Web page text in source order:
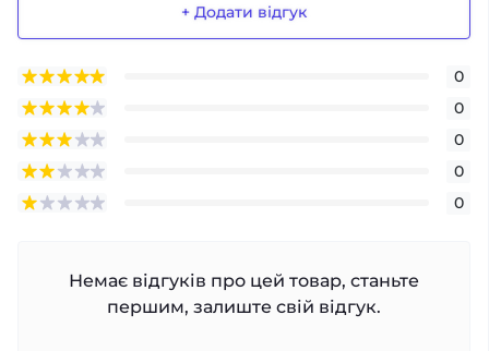
+ Додати відгук
0
0
0
0
0
Немає відгуків про цей товар, станьте
першим, залиште свій відгук.